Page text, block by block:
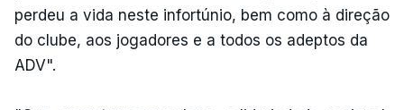
perdeu a vida neste infortúnio, bem como à direção
do clube, aos jogadores e a todos os adeptos da
ADV".